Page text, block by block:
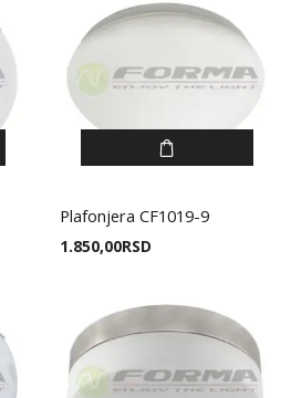
Plafonjera CF1019-9
1.850,00RSD